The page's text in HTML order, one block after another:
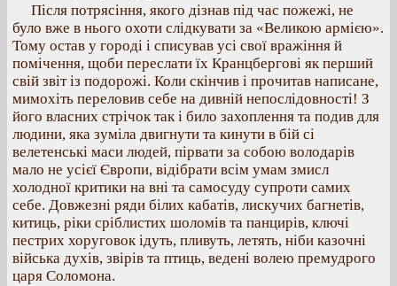
Після потрясіння, якого дізнав під час пожежі, не
було вже в нього охоти слідкувати за «Великою армією».
Тому остав у городі і списував усі свої вражіння й
помічення, щоби переслати їх Кранцбергові як перший
свій звіт із подорожі. Коли скінчив і прочитав написане,
мимохіть переловив себе на дивній непослідовності! З
його власних стрічок так і било захоплення та подив для
людини, яка зуміла двигнути та кинути в бій сі
велетенські маси людей, пірвати за собою володарів
мало не усієї Європи, відібрати всім умам змисл
холодної критики на вні та самосуду супроти самих
себе. Довжезні ряди білих кабатів, лискучих багнетів,
китиць, ріки сріблистих шоломів та панцирів, ключі
пестрих хоруговок ідуть, пливуть, летять, ніби казочні
війська духів, звірів та птиць, ведені волею премудрого
царя Соломона.